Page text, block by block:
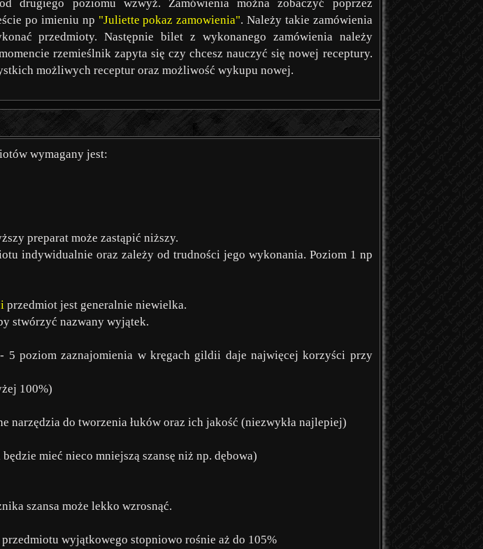
drugiego poziomu wzwyż. Zamówienia można zobaczyć poprzez
po imieniu np "Juliette pokaz zamowienia". Należy takie zamówienia
przedmioty. Następnie bilet z wykonanego zamówienia należy
rzemieślnik zapyta się czy chcesz nauczyć się nowej receptury.
możliwych receptur oraz możliwość wykupu nowej.
wymagany jest:
preparat może zastąpić niższy.
indywidualnie oraz zależy od trudności jego wykonania. Poziom 1 np
przedmiot jest generalnie niewielka.
stwórzyć nazwany wyjątek.
poziom zaznajomienia w kręgach gildii daje najwięcej korzyści przy
100%)
narzędzia do tworzenia łuków oraz ich jakość (niezwykła najlepiej)
mieć nieco mniejszą szansę niż np. dębowa)
szansa może lekko wzrosnąć.
wyjątkowego stopniowo rośnie aż do 105%